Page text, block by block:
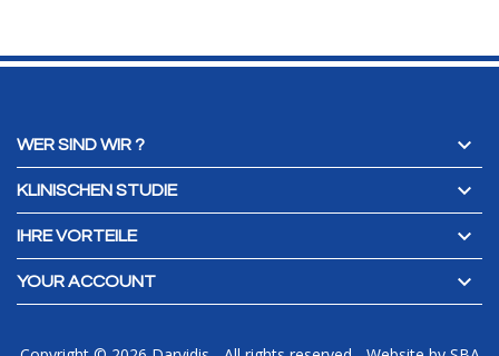
WER SIND WIR ? 
KLINISCHEN STUDIE 
IHRE VORTEILE 
YOUR ACCOUNT 